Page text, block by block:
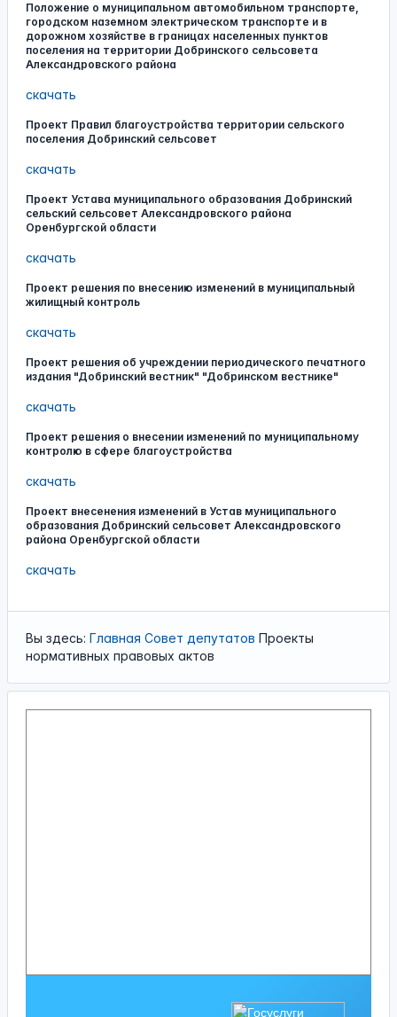
Положение о муниципальном автомобильном транспорте,
городском наземном электрическом транспорте и в
дорожном хозяйстве в границах населенных пунктов
поселения на территории Добринского сельсовета
Александровского района
скачать
Проект Правил благоустройства территории сельского
поселения Добринский сельсовет
скачать
Проект Устава муниципального образования Добринский
сельский сельсовет Александровского района
Оренбургской области
скачать
Проект решения по внесению изменений в муниципальный
жилищный контроль
скачать
Проект решения об учреждении периодического печатного
издания "Добринский вестник" "Добринском вестнике"
скачать
Проект решения о внесении изменений по муниципальному
контролю в сфере благоустройства
скачать
Проект внесенения изменений в Устав муниципального
образования Добринский сельсовет Александровского
района Оренбургской области
скачать
Вы здесь: Главная Совет депутатов Проекты
нормативных правовых актов